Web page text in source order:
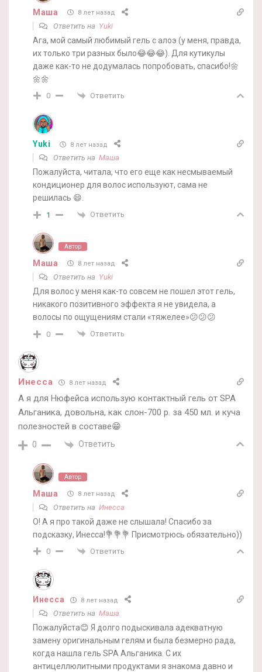
Маша 8 лет назад
Ответить на Yuki
Ага, мой самый любимый гель с алоэ (у меня, правда,
их только три разных было😂😂😂). Для кутикулы
даже как-то не додумалась попробовать, спасибо!🌼
🌼🌼
0 Ответить
Yuki 8 лет назад
Ответить на Маша
Пожалуйста, читала, что его еще как несмываемый
кондиционер для волос используют, сама не
решилась 😄.
1 Ответить
Автор
Маша 8 лет назад
Ответить на Yuki
Для волос у меня как-то совсем не пошел этот гель,
никакого позитивного эффекта я не увидела, а
волосы по ощущениям стали «тяжелее»😕😕😕
0 Ответить
Инесса 8 лет назад
А я для Нюфейса использую контактный гель от SPA
Альганика, довольна, как слон-700 р. за 450 мл. и куча
полезностей в составе😁
0 Ответить
Автор
Маша 8 лет назад
Ответить на Инесса
О! А я про такой даже не слышала! Спасибо за
подсказку, Инесса!💐💐💐 Присмотрюсь обязательно))
0 Ответить
Инесса 8 лет назад
Ответить на Маша
Пожалуйста😊 Я долго подыскивала адекватную
замену оригинальным гелям и была безмерно рада,
когда нашла гель SPA Альганика. С их
антицеллюлитными продуктами я знакома давно и